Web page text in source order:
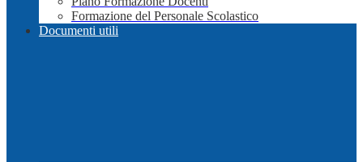
Formazione del Personale Scolastico
Documenti utili